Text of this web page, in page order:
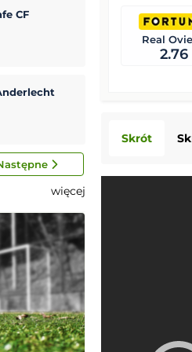
CF IFK Göteborg
Liga Konferencji
Dodany: 06.08.2026
Dodany: 06.08.2026
więcej
Real
2.76
Skrót